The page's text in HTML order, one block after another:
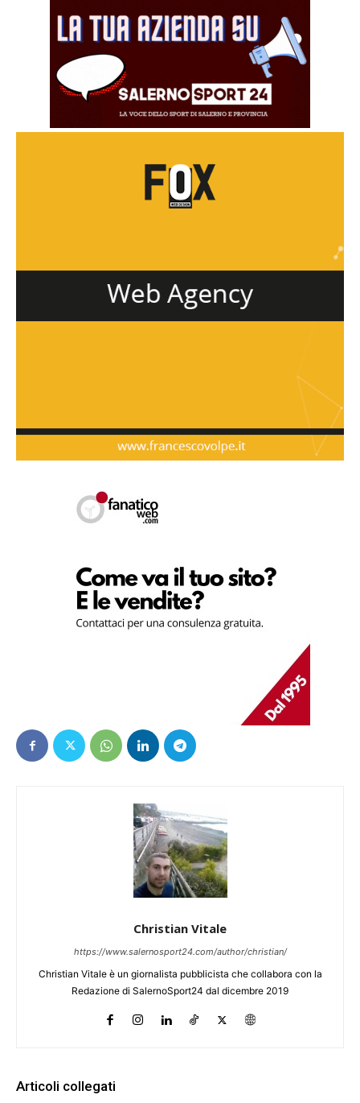
Christian Vitale
https://www.salernosport24.com/author/christian/
Christian Vitale è un giornalista pubblicista che collabora con la
Redazione di SalernoSport24 dal dicembre 2019
Articoli collegati